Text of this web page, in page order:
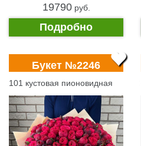
19790pуб.
Подробно
Букет №2246
101 кустовая пионовидная
роза